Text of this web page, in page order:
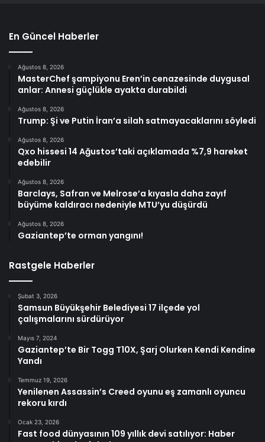
En Güncel Haberler
Ağustos 8, 2026
MasterChef şampiyonu Eren’in cenazesinde duygusal
anlar: Annesi güçlükle ayakta durabildi
Ağustos 8, 2026
Trump: Şi ve Putin İran’a silah satmayacaklarını söyledi
Ağustos 8, 2026
Qxo hissesi 14 Ağustos’taki açıklamada %7,9 hareket
edebilir
Ağustos 8, 2026
Barclays, Safran ve Melrose’a kıyasla daha zayıf
büyüme kaldıracı nedeniyle MTU’yu düşürdü
Ağustos 8, 2026
Gaziantep’te orman yangını!
Rastgele Haberler
Şubat 3, 2026
Samsun Büyükşehir Belediyesi 17 ilçede yol
çalışmalarını sürdürüyor
Mayıs 7, 2024
Gaziantep’te Bir Togg T10X, Şarj Olurken Kendi Kendine
Yandı
Temmuz 19, 2026
Yenilenen Assassin’s Creed oyunu eş zamanlı oyuncu
rekoru kırdı
Ocak 23, 2026
Fast food dünyasının 109 yıllık devi satılıyor: Haber